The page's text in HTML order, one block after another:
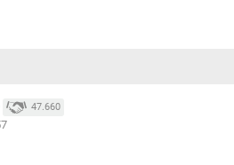
47.660